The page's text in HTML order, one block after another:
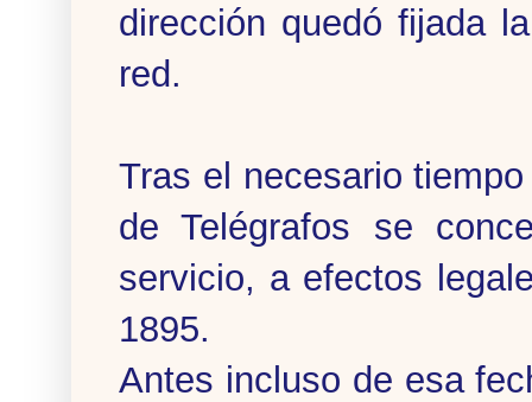
dirección quedó fijada
red.
Tras el necesario
de Telégrafos se
servicio, a efectos
1895.
Antes incluso de esa